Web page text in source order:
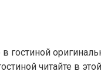
гостиной
читайте в этой